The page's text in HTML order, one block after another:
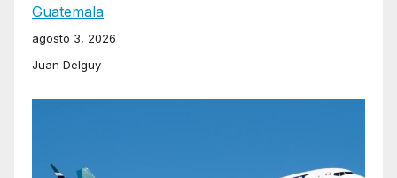
Guatemala
agosto 3, 2026
Juan Delguy